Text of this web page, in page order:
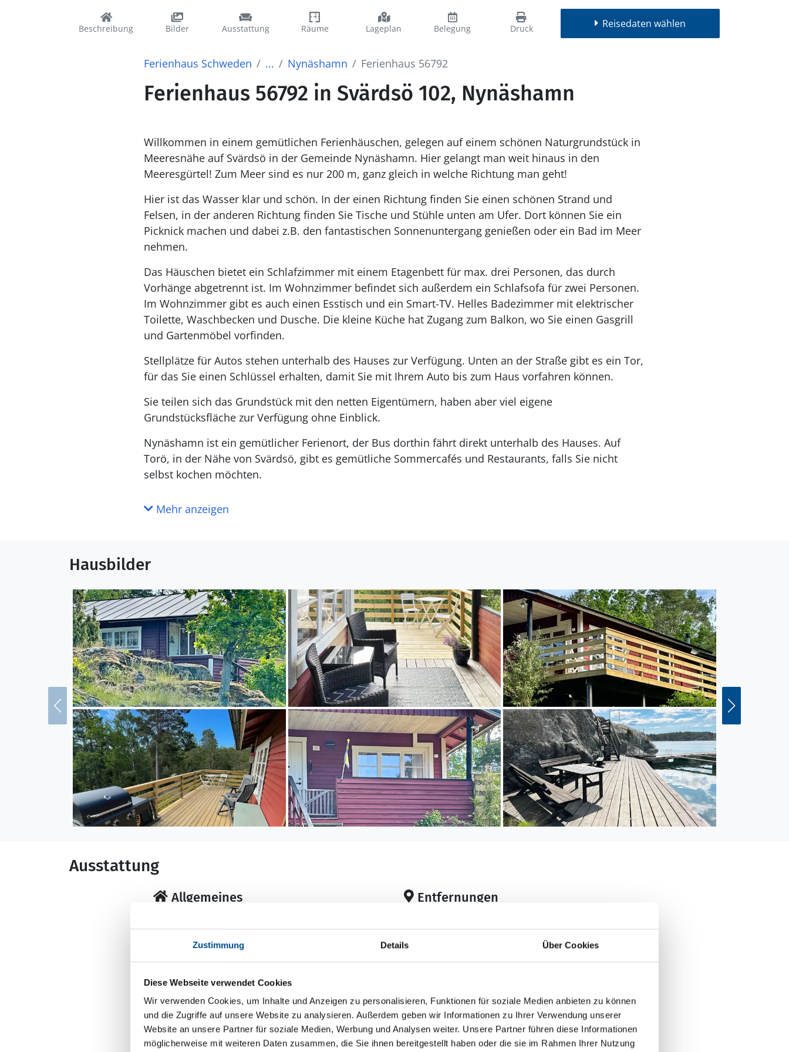
Zustimmung Details Über Cookies
Diese Webseite verwendet Cookies
Wir verwenden Cookies, um Inhalte und Anzeigen zu personalisieren, Funktionen für soziale Medien anbieten zu können
und die Zugriffe auf unsere Website zu analysieren. Außerdem geben wir Informationen zu Ihrer Verwendung unserer
Website an unsere Partner für soziale Medien, Werbung und Analysen weiter. Unsere Partner führen diese Informationen
möglicherweise mit weiteren Daten zusammen, die Sie ihnen bereitgestellt haben oder die sie im Rahmen Ihrer Nutzung
Beschreibung Bilder Ausstattung Räume Lageplan Belegung Druck Reisedaten wählen
Ferienhaus Schweden ... Nynäshamn Ferienhaus 56792
Ferienhaus 56792 in Svärdsö 102, Nynäshamn
Willkommen in einem gemütlichen Ferienhäuschen, gelegen auf einem schönen Naturgrundstück in
Meeresnähe auf Svärdsö in der Gemeinde Nynäshamn. Hier gelangt man weit hinaus in den
Meeresgürtel! Zum Meer sind es nur 200 m, ganz gleich in welche Richtung man geht!
Hier ist das Wasser klar und schön. In der einen Richtung finden Sie einen schönen Strand und
Felsen, in der anderen Richtung finden Sie Tische und Stühle unten am Ufer. Dort können Sie ein
Picknick machen und dabei z.B. den fantastischen Sonnenuntergang genießen oder ein Bad im Meer
nehmen.
Das Häuschen bietet ein Schlafzimmer mit einem Etagenbett für max. drei Personen, das durch
Vorhänge abgetrennt ist. Im Wohnzimmer befindet sich außerdem ein Schlafsofa für zwei Personen.
Im Wohnzimmer gibt es auch einen Esstisch und ein Smart-TV. Helles Badezimmer mit elektrischer
Toilette, Waschbecken und Dusche. Die kleine Küche hat Zugang zum Balkon, wo Sie einen Gasgrill
und Gartenmöbel vorfinden.
Stellplätze für Autos stehen unterhalb des Hauses zur Verfügung. Unten an der Straße gibt es ein Tor,
für das Sie einen Schlüssel erhalten, damit Sie mit Ihrem Auto bis zum Haus vorfahren können.
Sie teilen sich das Grundstück mit den netten Eigentümern, haben aber viel eigene
Grundstücksfläche zur Verfügung ohne Einblick.
Nynäshamn ist ein gemütlicher Ferienort, der Bus dorthin fährt direkt unterhalb des Hauses. Auf
Torö, in der Nähe von Svärdsö, gibt es gemütliche Sommercafés und Restaurants, falls Sie nicht
selbst kochen möchten.
Mehr anzeigen
Hausbilder
Ausstattung
Allgemeines
Nichtraucher
Renovierung: 2021
Wohnfläche: 43 m²
Entfernungen
Abstand Golfplatz: 17000
Abstand Restaurant: 6.500 m
Abstand Küste: 200 m
Küche
Herd
Bad
Anzahl Badezimmer: 1